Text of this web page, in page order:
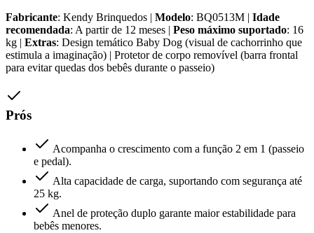
Fabricante: Kendy Brinquedos | Modelo: BQ0513M | Idade
recomendada: A partir de 12 meses | Peso máximo suportado: 16
kg | Extras: Design temático Baby Dog (visual de cachorrinho que
estimula a imaginação) | Protetor de corpo removível (barra frontal
para evitar quedas dos bebês durante o passeio)
Prós
Acompanha o crescimento com a função 2 em 1 (passeio
e pedal).
Alta capacidade de carga, suportando com segurança até
25 kg.
Anel de proteção duplo garante maior estabilidade para
bebês menores.